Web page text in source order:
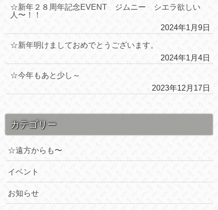
☆新年２８周年記念EVENT ジムニー シエラ欲しい
人〜！！
2024年1月9日
☆新年明けましておめでとうございます。
2024年1月4日
☆今年もあと少し～
2023年12月17日
カテゴリー
☆遠方からも〜
イベント
お知らせ